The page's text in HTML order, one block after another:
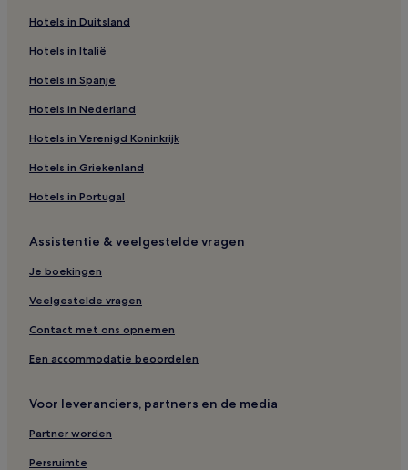
Hotels in Duitsland
Hotels in Italië
Hotels in Spanje
Hotels in Nederland
Hotels in Verenigd Koninkrijk
Hotels in Griekenland
Hotels in Portugal
Assistentie & veelgestelde vragen
Je boekingen
Veelgestelde vragen
Contact met ons opnemen
Een accommodatie beoordelen
Voor leveranciers, partners en de media
Partner worden
Persruimte